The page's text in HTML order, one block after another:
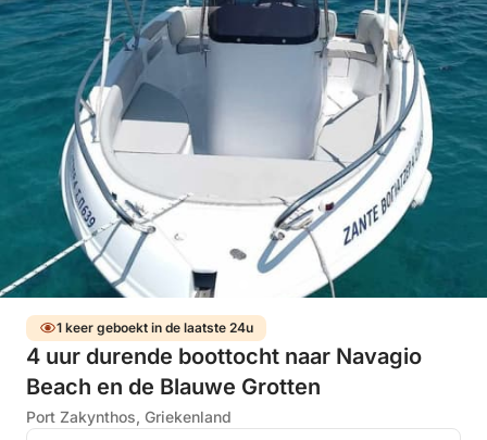
1 keer geboekt in de laatste 24u
4 uur durende boottocht naar Navagio
Beach en de Blauwe Grotten
Port Zakynthos, Griekenland